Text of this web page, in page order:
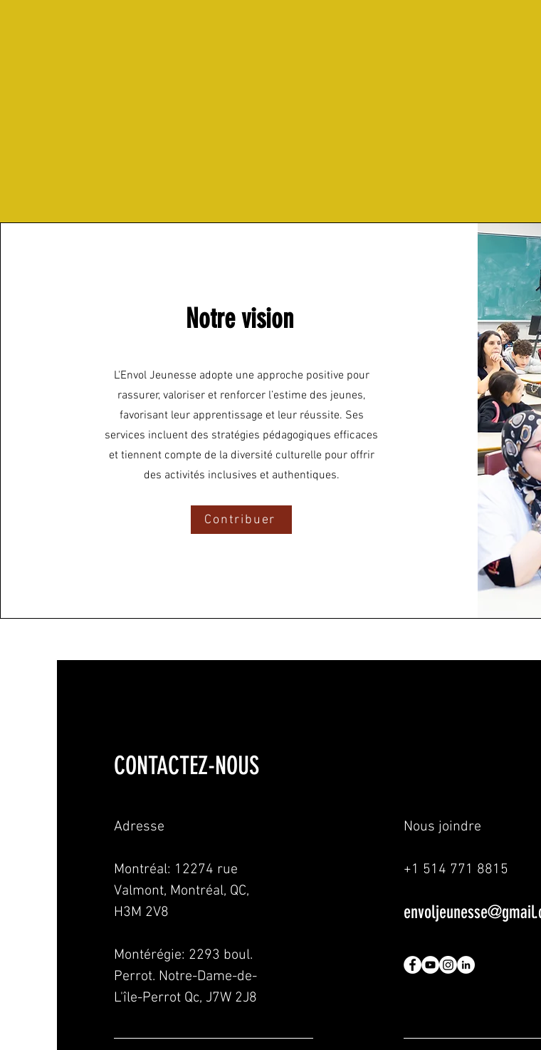
Notre vision
L'Envol Jeunesse adopte une approche positive pour
rassurer, valoriser et renforcer l’estime des jeunes,
favorisant leur apprentissage et leur réussite. Ses
services incluent des stratégies pédagogiques efficaces
et tiennent compte de la diversité culturelle pour offrir
des activités inclusives et authentiques.
Contribuer
CONTACTEZ-NOUS
Adresse
Montréal: 12274 rue
Valmont, Montréal, QC,
H3M 2V8
Montérégie: 2293 boul.
Perrot. Notre-Dame-de-
L'île-Perrot Qc, J7W 2J8
Nous joindre
+1 514 771 8815